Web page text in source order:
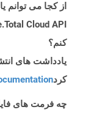
از کجا می توانم
کنم؟
یادداشت های
کرد